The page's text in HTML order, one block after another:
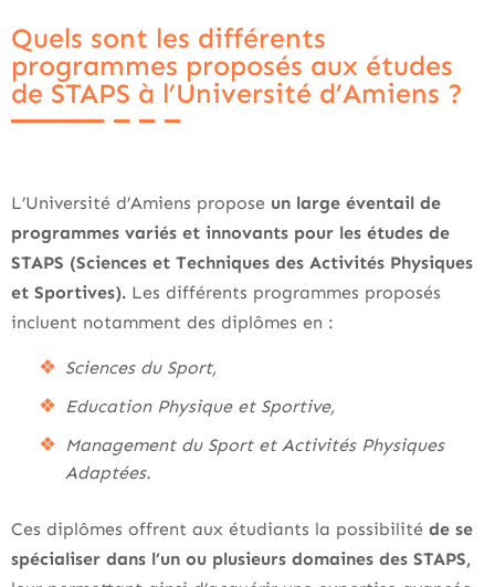
Quels sont les différents
programmes proposés aux études
de STAPS à l’Université d’Amiens ?
L’Université d’Amiens propose un large éventail de
programmes variés et innovants pour les études de
STAPS (Sciences et Techniques des Activités Physiques
et Sportives). Les différents programmes proposés
incluent notamment des diplômes en :
Sciences du Sport,
Education Physique et Sportive,
Management du Sport et Activités Physiques
Adaptées.
Ces diplômes offrent aux étudiants la possibilité de se
spécialiser dans l’un ou plusieurs domaines des STAPS,